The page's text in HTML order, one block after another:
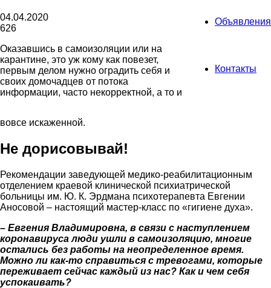
Объявления
Контакты
04.04.2020
626
Оказавшись в самоизоляции или на
карантине, это уж кому как повезет,
первым делом нужно оградить себя и
своих домочадцев от потока
информации, часто некорректной, а то и
вовсе искаженной.
Не дорисовывай!
Рекомендации заведующей медико-реабилитационным
отделением краевой клинической психиатрической
больницы им. Ю. К. Эрдмана психотерапевта Евгении
Аносовой – настоящий мастер-класс по «гигиене духа».
– Евгения Владимировна, в связи с наступлением
коронавируса люди ушли в самоизоляцию, многие
остались без работы на неопределенное время.
Можно ли как-то справиться с тревогами, которые
переживает сейчас каждый из нас? Как и чем себя
успокаивать?